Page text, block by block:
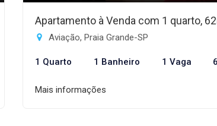
Apartamento à Venda com 1 quarto,
Aviação, Praia Grande-SP
1 Quarto 1 Banheiro 1 Vaga
Mais informações